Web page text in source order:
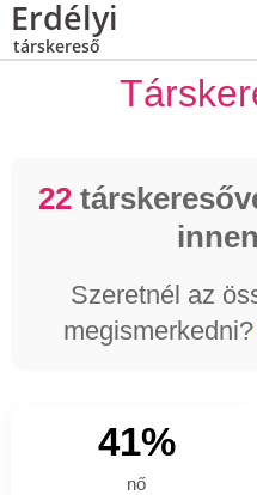
Erdélyi
társkereső
22
Szeretnél az
megismerkedni?
41%
nő